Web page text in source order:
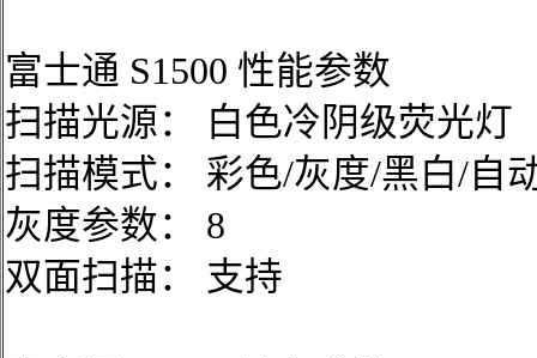
富士通 S1500 性能参数
扫描光源： 白色冷阴级荧光灯
扫描模式： 彩色/灰度/黑白/自
灰度参数： 8
双面扫描： 支持